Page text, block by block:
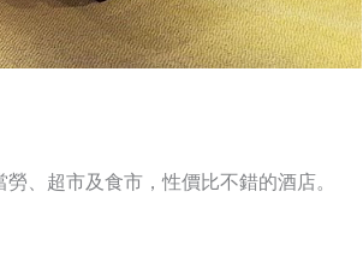
、超市及食市，性價比不錯的酒店。